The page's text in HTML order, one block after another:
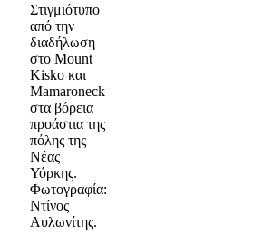
Στιγμιότυπο
από την
διαδήλωση
στο Mount
Kisko και
Mamaroneck
στα βόρεια
προάστια της
πόλης της
Νέας
Υόρκης.
Φωτογραφία:
Ντίνος
Αυλωνίτης.